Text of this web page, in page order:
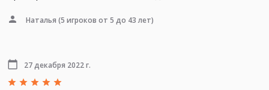
Наталья (5 игроков от 5 до 43 лет)
27 декабря 2022 г.